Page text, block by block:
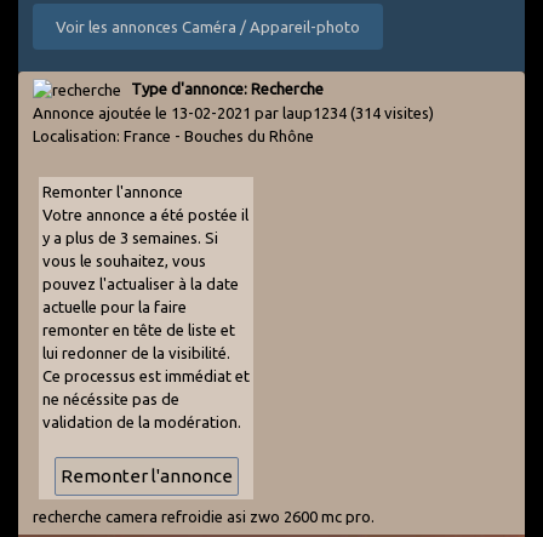
Voir les annonces Caméra / Appareil-photo
Type d'annonce: Recherche
Annonce ajoutée le 13-02-2021 par laup1234 (314 visites)
Localisation: France - Bouches du Rhône
Remonter l'annonce
Votre annonce a été postée il
y a plus de 3 semaines. Si
vous le souhaitez, vous
pouvez l'actualiser à la date
actuelle pour la faire
remonter en tête de liste et
lui redonner de la visibilité.
Ce processus est immédiat et
ne nécéssite pas de
validation de la modération.
recherche camera refroidie asi zwo 2600 mc pro.